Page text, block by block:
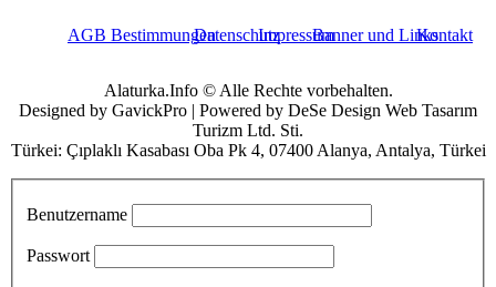
AGB BestimmungenDatenschutzImpressumBanner und LinksKontakt
Alaturka.Info © Alle Rechte vorbehalten.
Designed by GavickPro | Powered by DeSe Design Web Tasarım
Turizm Ltd. Sti.
Türkei: Çıplaklı Kasabası Oba Pk 4, 07400 Alanya, Antalya, Türkei
Benutzername
Passwort